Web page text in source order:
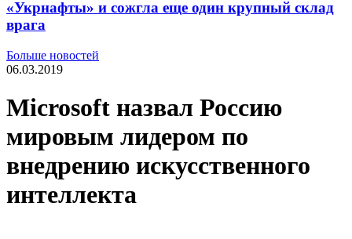
«Укрнафты» и сожгла еще один крупный склад
врага
Больше новостей
06.03.2019
Microsoft назвал Россию
мировым лидером по
внедрению искусственного
интеллекта